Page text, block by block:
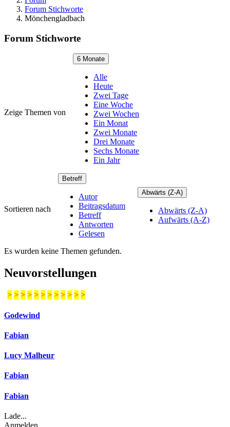
Forum Stichworte
Mönchengladbach
Forum Stichworte
Zeige Themen von
6 Monate
Alle
Heute
Zwei Tage
Eine Woche
Zwei Wochen
Ein Monat
Zwei Monate
Drei Monate
Sechs Monate
Ein Jahr
Sortieren nach
Betreff
Autor
Beitragsdatum
Betreff
Antworten
Gelesen
Abwärts (Z-A)
Abwärts (Z-A)
Aufwärts (A-Z)
Es wurden keine Themen gefunden.
Neuvorstellungen
> > > > > > > > > > > >
Godewind
Fabian
Lucy Malheur
Fabian
Fabian
Lade...
Anmelden